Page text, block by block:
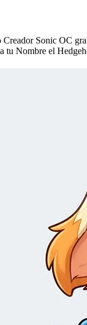
Sonic OC
tu Nombre el